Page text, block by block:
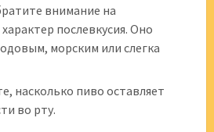
внимание на
послевкусия. Оно
морским или слегка
насколько пиво оставляет
во рту.